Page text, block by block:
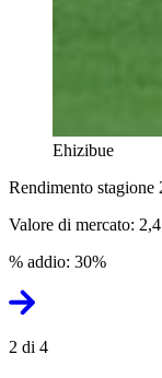
Ehizibue
Rendimento stagione
Valore di mercato:
% addio: 30%
2 di 4